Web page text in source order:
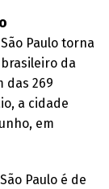
Paulo torna
da
das 269
a cidade
em
Paulo é de